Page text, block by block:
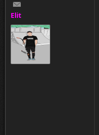
Elit